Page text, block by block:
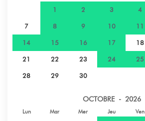
1 2 3 4
7 8 9 10 11
14 15 16 17 18
21 22 23 24 25
28 29 30
OCTOBRE - 2026
Lun Mar Mer Jeu Ven